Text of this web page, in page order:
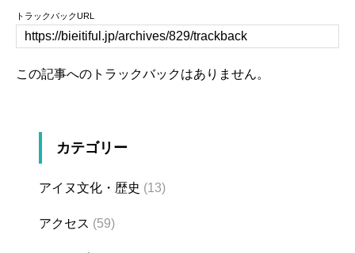
トラックバックURL
この記事へのトラックバックはありません。
カテゴリー
アイヌ文化・歴史 (13)
アクセス (59)